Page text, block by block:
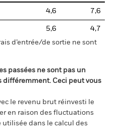
4,6 7,6
5,6
4,7
d’entrée/de sortie ne sont
passées ne sont pas un
différemment. Ceci peut vous
le revenu brut réinvesti le
en raison des fluctuations
utilisée dans le calcul des